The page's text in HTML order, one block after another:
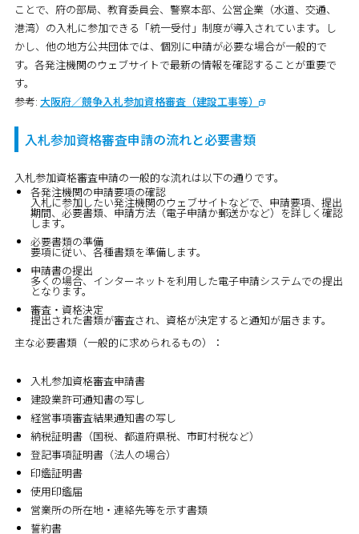
ことで、府の部局、教育委員会、警察本部、公営企業（水道、交通、
港湾）の入札に参加できる「統一受付」制度が導入されています。し
かし、他の地方公共団体では、個別に申請が必要な場合が一般的で
す。各発注機関のウェブサイトで最新の情報を確認することが重要で
す。
参考: 大阪府／競争入札参加資格審査（建設工事等）
入札参加資格審査申請の流れと必要書類
入札参加資格審査申請の一般的な流れは以下の通りです。
各発注機関の申請要項の確認
入札に参加したい発注機関のウェブサイトなどで、申請要項、提出
期間、必要書類、申請方法（電子申請か郵送かなど）を詳しく確認
します。
必要書類の準備
要項に従い、各種書類を準備します。
申請書の提出
多くの場合、インターネットを利用した電子申請システムでの提出
となります。
審査・資格決定
提出された書類が審査され、資格が決定すると通知が届きます。
主な必要書類（一般的に求められるもの）：
入札参加資格審査申請書
建設業許可通知書の写し
経営事項審査結果通知書の写し
納税証明書（国税、都道府県税、市町村税など）
登記事項証明書（法人の場合）
印鑑証明書
使用印鑑届
営業所の所在地・連絡先等を示す書類
誓約書